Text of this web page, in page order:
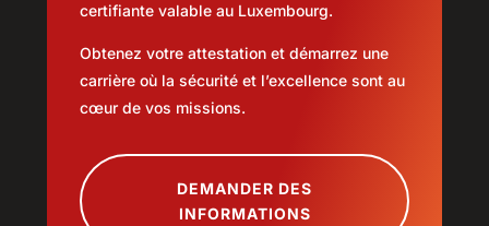
certifiante valable au Luxembourg.
Obtenez votre attestation et démarrez une
carrière où la sécurité et l’excellence sont au
cœur de vos missions.
DEMANDER DES
INFORMATIONS